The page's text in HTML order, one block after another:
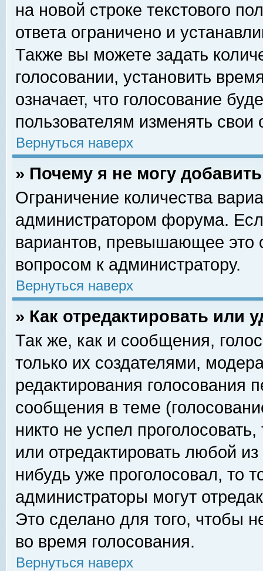
на новой строке текстового
ответа ограничено и
Также вы можете задать
голосовании, установить
означает, что голосование
пользователям изменять свои
Вернуться наверх
» Почему я не могу
Ограничение количества
администратором форума.
вариантов, превышающее это
вопросом к администратору.
Вернуться наверх
» Как отредактировать или
Так же, как и сообщения,
только их создателями,
редактирования голосования
сообщения в теме
никто не успел
или отредактировать любой
нибудь уже проголосовал, то
администраторы могут
Это сделано для того, чтобы
во время голосования.
Вернуться наверх